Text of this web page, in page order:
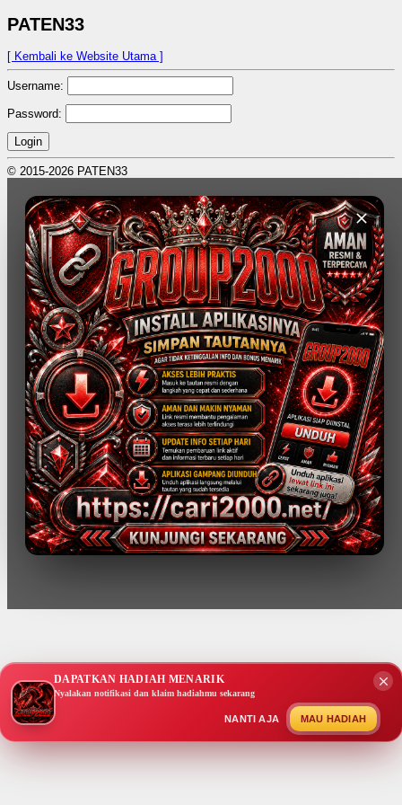
PATEN33
[ Kembali ke Website Utama ]
Username:
Password:
Login
© 2015-2026 PATEN33
DAPATKAN HADIAH MENARIK
Nyalakan notifikasi dan klaim hadiahmu sekarang
NANTI AJA MAU HADIAH